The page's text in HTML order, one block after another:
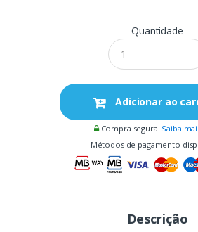
Quantidade
Adicionar ao
Compra segura. Saiba
Métodos de pagamento
Descrição